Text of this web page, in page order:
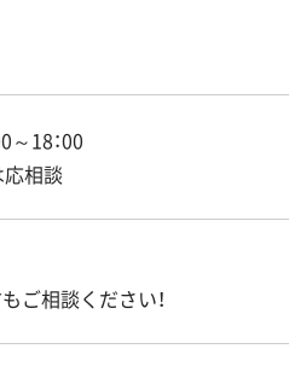
～18：00
相談
ご相談ください！